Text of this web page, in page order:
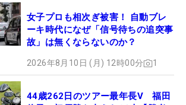
女子プロも相次ぎ被害！ 自動ブレ
ーキ時代になぜ「信号待ちの追突事
故」は無くならないのか？
2026年8月10日 (月) 12時00分 1
44歳262日のツアー最年長V 福田